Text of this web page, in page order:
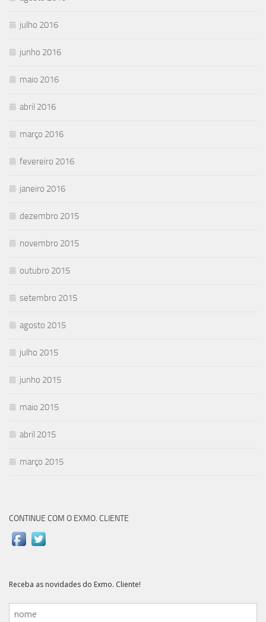
julho 2016
junho 2016
maio 2016
abril 2016
março 2016
fevereiro 2016
janeiro 2016
dezembro 2015
novembro 2015
outubro 2015
setembro 2015
agosto 2015
julho 2015
junho 2015
maio 2015
abril 2015
março 2015
CONTINUE COM O EXMO. CLIENTE